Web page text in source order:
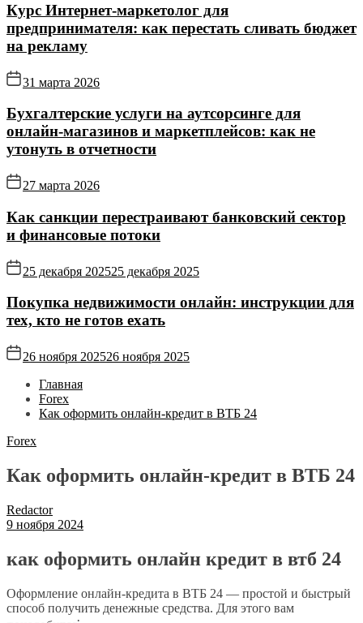
Курс Интернет‑маркетолог для
предпринимателя: как перестать сливать бюджет
на рекламу
31 марта 2026
Бухгалтерские услуги на аутсорсинге для
онлайн‑магазинов и маркетплейсов: как не
утонуть в отчетности
27 марта 2026
Как санкции перестраивают банковский сектор
и финансовые потоки
25 декабря 202525 декабря 2025
Покупка недвижимости онлайн: инструкции для
тех, кто не готов ехать
26 ноября 202526 ноября 2025
Главная
Forex
Как оформить онлайн-кредит в ВТБ 24
Forex
Как оформить онлайн-кредит в ВТБ 24
Redactor
9 ноября 2024
как оформить онлайн кредит в втб 24
Оформление онлайн-кредита в ВТБ 24 — простой и быстрый
способ получить денежные средства. Для этого вам